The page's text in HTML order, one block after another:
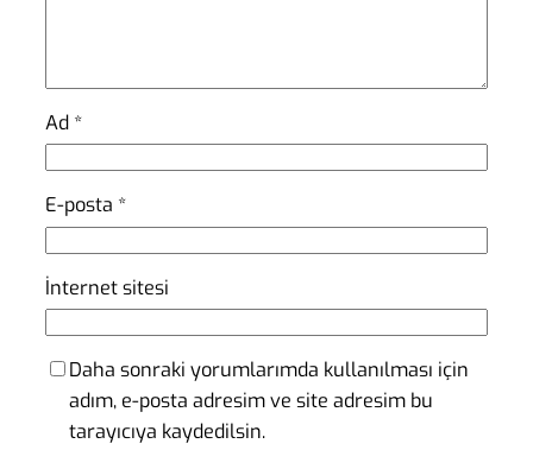
Ad *
E-posta *
İnternet sitesi
Daha sonraki yorumlarımda kullanılması için
adım, e-posta adresim ve site adresim bu
tarayıcıya kaydedilsin.